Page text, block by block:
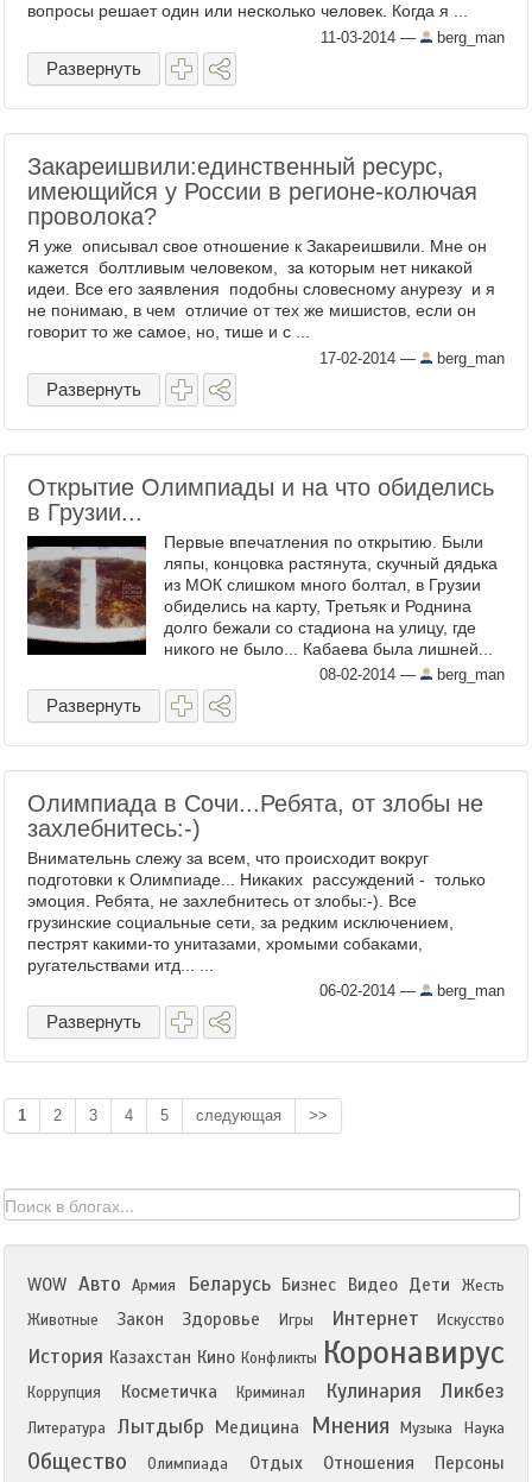
вопросы решает один или несколько человек. Когда я ...
11-03-2014 — berg_man
Развернуть
Закареишвили:единственный ресурс,
имеющийся у России в регионе-колючая
проволока?
Я уже описывал свое отношение к Закареишвили. Мне он
кажется болтливым человеком, за которым нет никакой
идеи. Все его заявления подобны словесному анурезу и я
не понимаю, в чем отличие от тех же мишистов, если он
говорит то же самое, но, тише и с ...
17-02-2014 — berg_man
Развернуть
Открытие Олимпиады и на что обиделись
в Грузии...
Первые впечатления по открытию. Были
ляпы, концовка растянута, скучный дядька
из МОК слишком много болтал, в Грузии
обиделись на карту, Третьяк и Роднина
долго бежали со стадиона на улицу, где
никого не было... Кабаева была лишней...
Музыки современной было маловато. (
Блин, Россия ...
08-02-2014 — berg_man
Развернуть
Олимпиада в Сочи...Ребята, от злобы не
захлебнитесь:-)
Внимательнь слежу за всем, что происходит вокруг
подготовки к Олимпиаде... Никаких рассуждений - только
эмоция. Ребята, не захлебнитесь от злобы:-). Все
грузинские социальные сети, за редким исключением,
пестрят какими-то унитазами, хромыми собаками,
ругательствами итд... ...
06-02-2014 — berg_man
Развернуть
1 2 3 4 5 следующая >>
WOW Авто Армия Беларусь Бизнес Видео Дети
Жесть
Животные
Закон Здоровье Игры Интернет Искусство
История Казахстан Кино Конфликты Коронавирус
Коррупция Косметичка Криминал Кулинария Ликбез
Литература Лытдыбр Медицина Мнения Музыка Наука
Общество Олимпиада Отдых Отношения Персоны